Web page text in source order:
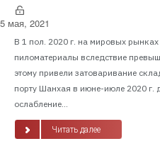
5 мая, 2021
В 1 пол. 2020 г. на мировых
пиломатериалы вследствие
этому привели затоваривание
порту Шанхая в июне-июле 2020 г.
ослабление...
Читать далее